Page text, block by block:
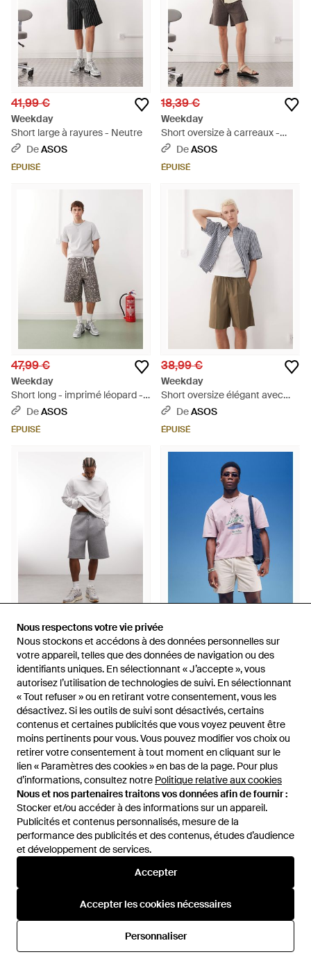
Nous respectons votre vie privée
Nous stockons et accédons à des données personnelles sur
votre appareil, telles que des données de navigation ou des
identifiants uniques. En sélectionnant « J’accepte », vous
autorisez l’utilisation de technologies de suivi. En sélectionnant
« Tout refuser » ou en retirant votre consentement, vous les
désactivez. Si les outils de suivi sont désactivés, certains
contenus et certaines publicités que vous voyez peuvent être
moins pertinents pour vous. Vous pouvez modifier vos choix ou
retirer votre consentement à tout moment en cliquant sur le
lien « Paramètres des cookies » en bas de la page. Pour plus
d’informations, consultez notre Politique relative aux cookies
Nous et nos partenaires traitons vos données afin de fournir :
Stocker et/ou accéder à des informations sur un appareil.
Publicités et contenus personnalisés, mesure de la
performance des publicités et des contenus, études d’audience
et développement de services.
Accepter
Accepter les cookies nécessaires
Personnaliser
Nous respectons votre vie privée
Nous stockons et accédons à des données personnelles sur
votre appareil, telles que des données de navigation ou des
identifiants uniques. En sélectionnant « J’accepte », vous
autorisez l’utilisation de technologies de suivi. En sélectionnant
« Tout refuser » ou en retirant votre consentement, vous les
désactivez. Si les outils de suivi sont désactivés, certains
contenus et certaines publicités que vous voyez peuvent être
moins pertinents pour vous. Vous pouvez modifier vos choix ou
retirer votre consentement à tout moment en cliquant sur le
lien « Paramètres des cookies » en bas de la page. Pour plus
d’informations, consultez notre Politique relative aux cookies
Nous et nos partenaires traitons vos données afin de fournir :
Stocker et/ou accéder à des informations sur un appareil.
Publicités et contenus personnalisés, mesure de la
performance des publicités et des contenus, études d’audience
et développement de services.
Accepter
Accepter les cookies nécessaires
Personnaliser
41,99 €
Weekday
Short large à rayures - Neutre
DeASOS
ÉPUISÉ
18,39 €
Weekday
Short oversize à carreaux -
Neutre
DeASOS
ÉPUISÉ
47,99 €
Weekday
Short long - imprimé léopard -
Blanc
DeASOS
ÉPUISÉ
38,99 €
Weekday
Short oversize élégant avec
taille élastique - kaki - Gris
DeASOS
ÉPUISÉ
25,99 €
Weekday
Simon - short en jersey
imitation néoprène - chiné -
Blanc
De ASOS
ÉPUISÉ
18,99 €
Weekday
Olsen - short classique - beige
- Blanc
De ASOS
International
Aide et infos